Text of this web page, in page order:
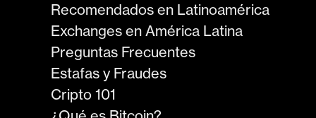
Recomendados en Latinoamérica
Exchanges en América Latina
Preguntas Frecuentes
Estafas y Fraudes
Cripto 101